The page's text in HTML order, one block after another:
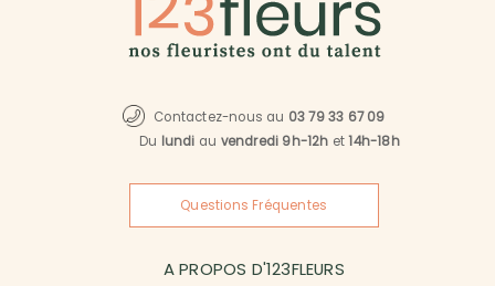
Contactez-nous au 03 79 33 67 09
Du lundi au vendredi 9h-12h et14h-18h
Questions Fréquentes
A PROPOS D'123FLEURS